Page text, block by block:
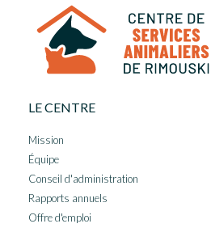
LE CENTRE
Mission
Équipe
Conseil d'administration
Rapports annuels
Offre d'emploi